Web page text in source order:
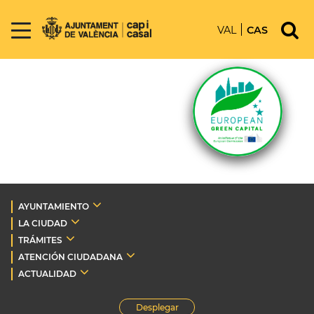
VAL CAS
AYUNTAMIENTO
LA CIUDAD
TRÁMITES
ATENCIÓN CIUDADANA
ACTUALIDAD
Desplegar